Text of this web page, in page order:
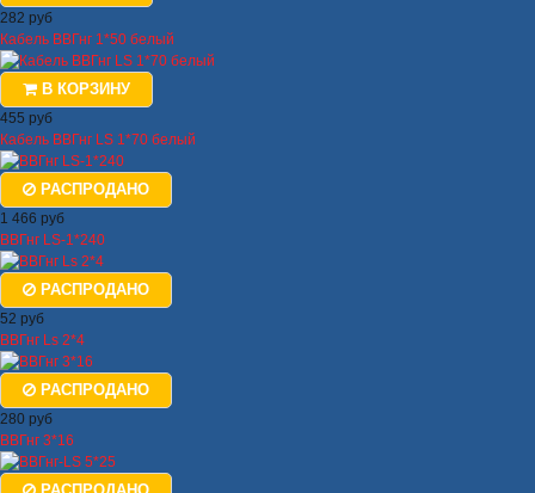
282 руб
Кабель ВВГнг 1*50 белый
В КОРЗИНУ
455 руб
Кабель ВВГнг LS 1*70 белый
РАСПРОДАНО
1 466 руб
ВВГнг LS-1*240
РАСПРОДАНО
52 руб
ВВГнг Ls 2*4
РАСПРОДАНО
280 руб
ВВГнг 3*16